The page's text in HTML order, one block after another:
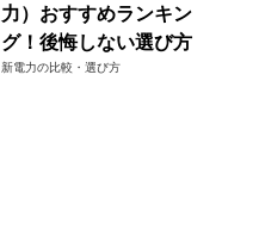
力）おすすめランキン
グ！後悔しない選び方
新電力の比較・選び方